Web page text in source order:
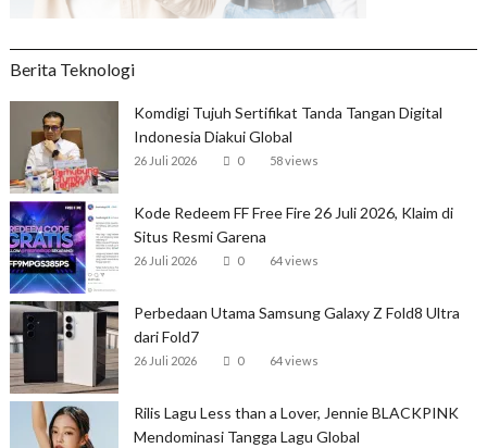
Berita Teknologi
Komdigi Tujuh Sertifikat Tanda Tangan Digital
Indonesia Diakui Global
26 Juli 2026 0 58 views
Kode Redeem FF Free Fire 26 Juli 2026, Klaim di
Situs Resmi Garena
26 Juli 2026 0 64 views
Perbedaan Utama Samsung Galaxy Z Fold8 Ultra
dari Fold7
26 Juli 2026 0 64 views
Rilis Lagu Less than a Lover, Jennie BLACKPINK
Mendominasi Tangga Lagu Global